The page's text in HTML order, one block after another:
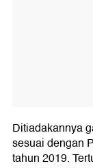
Ditiadakannya
sesuai dengan
tahun 2019.